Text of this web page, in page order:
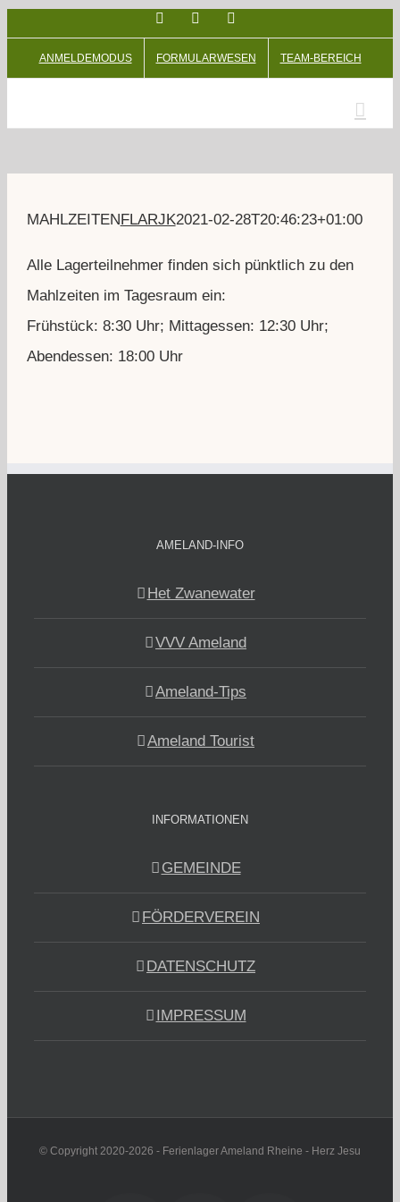
Inhalt
springen
FacebookFacebook
ANMELDEMODUS FORMULARWESEN TEAM-BEREICH
MAHLZEITENFLARJK2021-02-28T20:46:23+01:00
Alle Lagerteilnehmer finden sich pünktlich zu den
Mahlzeiten im Tagesraum ein:
Frühstück: 8:30 Uhr; Mittagessen: 12:30 Uhr;
Abendessen: 18:00 Uhr
AMELAND-INFO
Het Zwanewater
VVV Ameland
Ameland-Tips
Ameland Tourist
INFORMATIONEN
GEMEINDE
FÖRDERVEREIN
DATENSCHUTZ
IMPRESSUM
© Copyright 2020-2026 - Ferienlager Ameland Rheine - Herz Jesu